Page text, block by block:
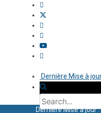
Dernière Mise à
Dernière Mise à jour